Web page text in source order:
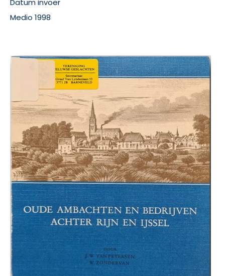
Datum invoer
Medio 1998